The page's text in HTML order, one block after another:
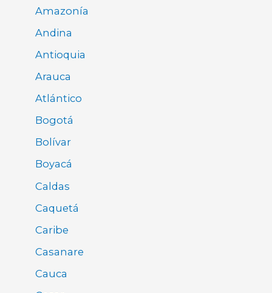
Amazonía
Andina
Antioquia
Arauca
Atlántico
Bogotá
Bolívar
Boyacá
Caldas
Caquetá
Caribe
Casanare
Cauca